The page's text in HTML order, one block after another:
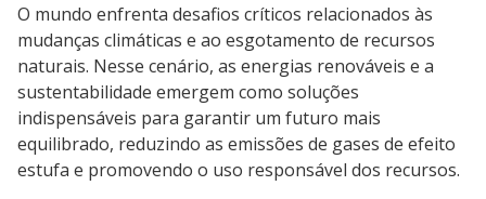
O mundo enfrenta desafios críticos relacionados às
mudanças climáticas e ao esgotamento de recursos
naturais. Nesse cenário, as energias renováveis e a
sustentabilidade emergem como soluções
indispensáveis para garantir um futuro mais
equilibrado, reduzindo as emissões de gases de efeito
estufa e promovendo o uso responsável dos recursos.